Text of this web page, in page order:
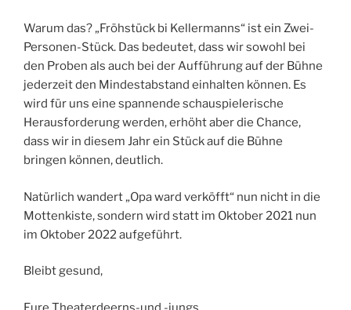
Warum das? „Fröhstück bi Kellermanns“ ist ein Zwei-
Personen-Stück. Das bedeutet, dass wir sowohl bei
den Proben als auch bei der Aufführung auf der Bühne
jederzeit den Mindestabstand einhalten können. Es
wird für uns eine spannende schauspielerische
Herausforderung werden, erhöht aber die Chance,
dass wir in diesem Jahr ein Stück auf die Bühne
bringen können, deutlich.
Natürlich wandert „Opa ward verköfft“ nun nicht in die
Mottenkiste, sondern wird statt im Oktober 2021 nun
im Oktober 2022 aufgeführt.
Bleibt gesund,